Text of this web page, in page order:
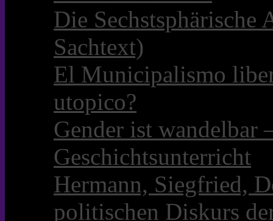
Die Sechstsphärische
Sachtext)
El Municipalismo
utopico?
Gender ist
Geschichtsunterricht
Hermann, Siegfried,
politischen Diskurs